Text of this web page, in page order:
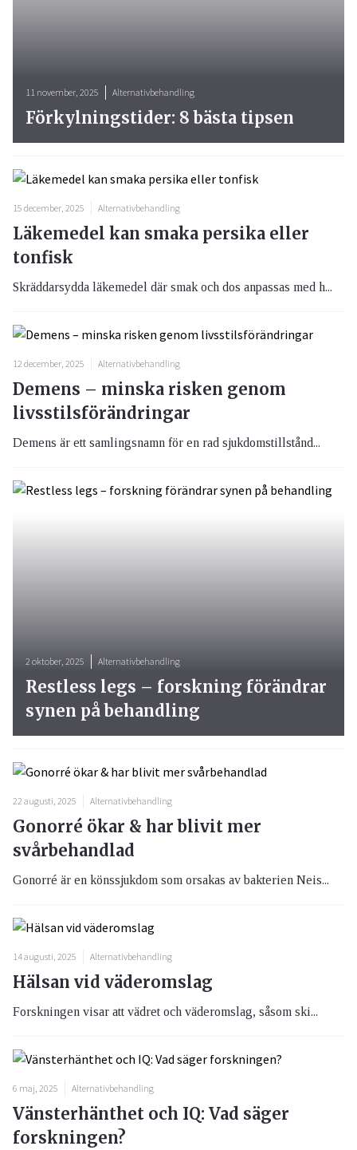
15 december, 2025 Alternativbehandling
Läkemedel kan smaka persika eller
tonfisk
Skräddarsydda läkemedel där smak och dos anpassas med h...
12 december, 2025 Alternativbehandling
Demens – minska risken genom
livsstilsförändringar
Demens är ett samlingsnamn för en rad sjukdomstillstånd...
11 november, 2025 Alternativbehandling
Förkylningstider: 8 bästa tipsen
2 oktober, 2025 Alternativbehandling
Restless legs – forskning förändrar
synen på behandling
22 augusti, 2025 Alternativbehandling
Gonorré ökar & har blivit mer
svårbehandlad
Gonorré är en könssjukdom som orsakas av bakterien Neis...
14 augusti, 2025 Alternativbehandling
Hälsan vid väderomslag
Forskningen visar att vädret och väderomslag, såsom ski...
6 maj, 2025 Alternativbehandling
Vänsterhänthet och IQ: Vad säger
forskningen?